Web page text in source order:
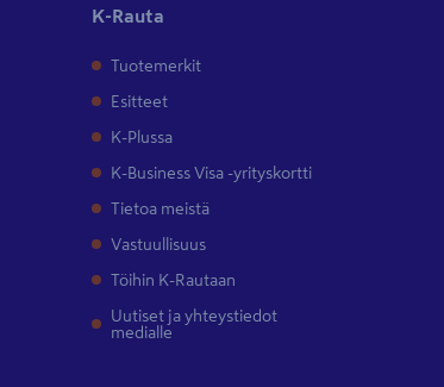
K-Rauta
Tuotemerkit
Esitteet
K-Plussa
K-Business Visa -yrityskortti
Tietoa meistä
Vastuullisuus
Töihin K-Rautaan
Uutiset ja yhteystiedot
medialle